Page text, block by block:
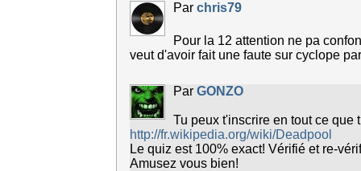
Par chris79
Pour la 12 attention ne pa
veut d'avoir fait une faute sur cyclope
Par GONZO
Tu peux t'inscrire en tout ce que
http://fr.wikipedia.org/wiki/Deadpool
Le quiz est 100% exact! Vérifié et re-
Amusez vous bien!